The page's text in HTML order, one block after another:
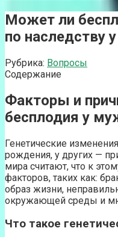
Может ли
по наследству
Рубрика: Вопросы
Содержание
Факторы и
бесплодия у
Генетические
рождения, у других —
мира считают, что к
факторов, таких как:
образ жизни,
окружающей среды и
Что такое